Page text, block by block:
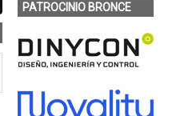
PATROCINIO BRONCE